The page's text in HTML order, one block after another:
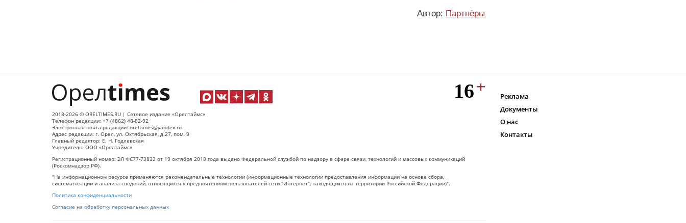
Автор: Партнёры
2018-2026 © ORELTIMES.RU | Сетевое издание «Орелтаймс»
Телефон редакции: +7 (4862) 48-82-92
Электронная почта редакции: oreltimes@yandex.ru
Адрес редакции: г. Орел, ул. Октябрьская, д.27, пом. 9
Главный редактор: Е. Н. Годлевская
Учредитель: ООО «Орелтаймс»
Регистрационный номер: ЭЛ ФС77-73833 от 19 октября 2018 года выдано Федеральной службой по надзору в сфере связи, технологий и массовых коммуникаций
(Роскомнадзор РФ).
"На информационном ресурсе применяются рекомендательные технологии (информационные технологии предоставления информации на основе сбора,
систематизации и анализа сведений, относящихся к предпочтениям пользователей сети "Интернет", находящихся на территории Российской Федерации)".
Политика конфиденциальности
Согласие на обработку персональных данных
Реклама
Документы
О нас
Контакты